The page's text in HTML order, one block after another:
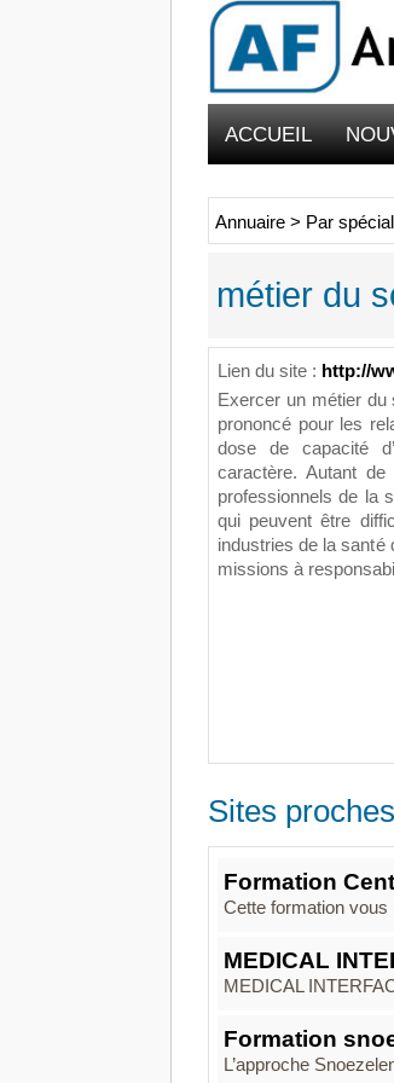
ACCUEIL
Annuaire > Par
métier du
Lien du site : http://
Exercer un métier du
prononcé pour les
dose de capacité
caractère. Autant
professionnels de la
qui peuvent être
industries de la santé
missions à
Sites
Formation
Cette formation vous
MEDICAL
MEDICAL
Formation
L’approche